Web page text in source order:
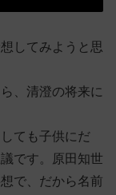
してみようと思
、清澄の将来に
ても子供にだ
です。原田知世
で、だから名前